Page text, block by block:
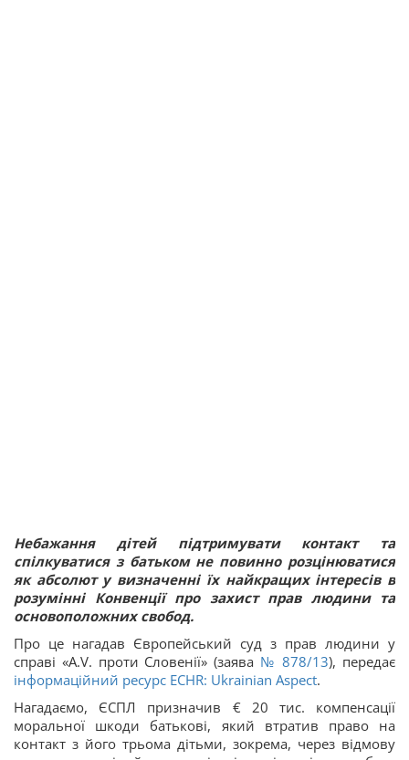
Небажання дітей підтримувати контакт та
спілкуватися з батьком не повинно розцінюватися
як абсолют у визначенні їх найкращих інтересів в
розумінні Конвенції про захист прав людини та
основоположних свобод.
Про це нагадав Європейський суд з прав людини у
справі «A.V. проти Словенії» (заява № 878/13), передає
інформаційний ресурс ECHR: Ukrainian Aspect.
Нагадаємо, ЄСПЛ призначив € 20 тис. компенсації
моральної шкоди батькові, який втратив право на
контакт з його трьома дітьми, зокрема, через відмову